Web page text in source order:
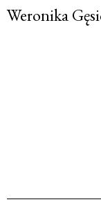
Weronika